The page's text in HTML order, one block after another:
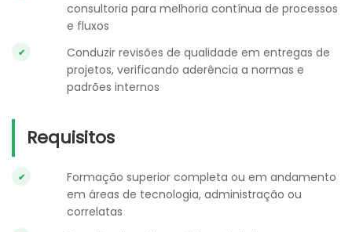
consultoria para melhoria contínua de processos
e fluxos
Conduzir revisões de qualidade em entregas de
projetos, verificando aderência a normas e
padrões internos
Requisitos
Formação superior completa ou em andamento
em áreas de tecnologia, administração ou
correlatas